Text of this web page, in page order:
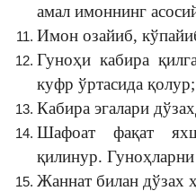
амал имоннинг
Имон озайиб,
Гуноҳи кабира
куфр ўртасида қолур;
Кабира эгалари
Шафоат фақат
қилинур.
Жаннат билан дўзах